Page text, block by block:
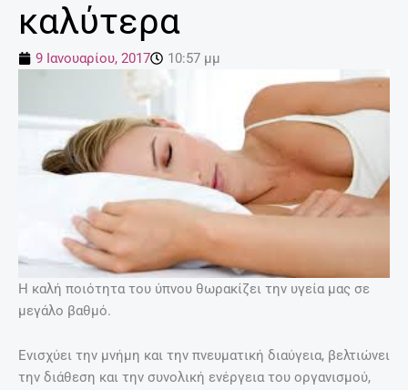
καλύτερα
9 Ιανουαρίου, 2017 10:57 μμ
H καλή ποιότητα του ύπνου θωρακίζει την υγεία μας σε
μεγάλο βαθμό.
Ενισχύει την μνήμη και την πνευματική διαύγεια, βελτιώνει
την διάθεση και την συνολική ενέργεια του οργανισμού,